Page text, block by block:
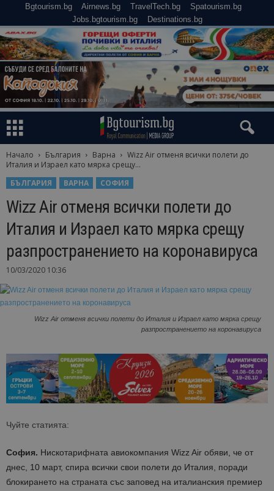
Bgtourism.bg Airnews.bg TravelTech.bg
Spatourism.bg
Jobs.bgtourism.bg
Destinations.bg
Начало България Варна
Wizz Air отменя всички полети до
Италия и Израел като мярка срещу...
БЪЛГАРИЯ
ВАРНА СОФИЯ
Wizz Air отменя всички полети до
Италия и Израел като мярка срещу
разпространението на коронавирусa
10/03/2020 10:36
Wizz Air отменя всички полети до Италия и Израел като мярка срещу
разпространението на коронавирусa
Чуйте статията:
София. Нискотарифната авиокомпания Wizz Air обяви, че от
днес, 10 март, спира всички свои полети до Италия, поради
блокирането на страната със заповед на италианския премиер